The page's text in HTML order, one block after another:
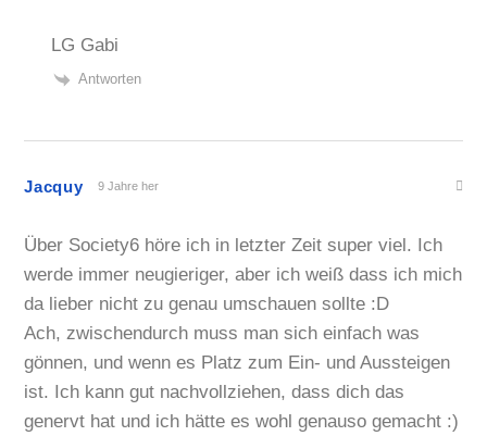
LG Gabi
Antworten
Jacquy 9 Jahre her
Über Society6 höre ich in letzter Zeit super viel. Ich
werde immer neugieriger, aber ich weiß dass ich mich
da lieber nicht zu genau umschauen sollte :D
Ach, zwischendurch muss man sich einfach was
gönnen, und wenn es Platz zum Ein- und Aussteigen
ist. Ich kann gut nachvollziehen, dass dich das
genervt hat und ich hätte es wohl genauso gemacht :)